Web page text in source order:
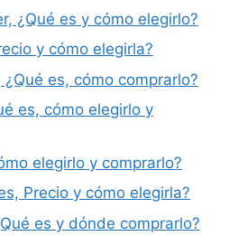
¿Qué es y cómo elegirlo?
y cómo elegirla?
es, cómo comprarlo?
es, cómo elegirlo y
elegirlo y comprarlo?
Precio y cómo elegirla?
es y dónde comprarlo?